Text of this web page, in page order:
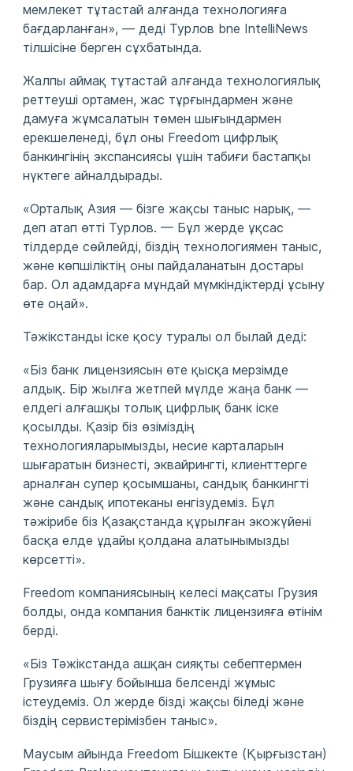
мемлекет тұтастай алғанда технологияға
бағдарланған», — деді Турлов bne IntelliNews
тілшісіне берген сұхбатында.
Жалпы аймақ тұтастай алғанда технологиялық
реттеуші ортамен, жас тұрғындармен және
дамуға жұмсалатын төмен шығындармен
ерекшеленеді, бұл оны Freedom цифрлық
банкингінің экспансиясы үшін табиғи бастапқы
нүктеге айналдырады.
«Орталық Азия — бізге жақсы таныс нарық, —
деп атап өтті Турлов. — Бұл жерде ұқсас
тілдерде сөйлейді, біздің технологиямен таныс,
және көпшіліктің оны пайдаланатын достары
бар. Ол адамдарға мұндай мүмкіндіктерді ұсыну
өте оңай».
Тәжікстанды іске қосу туралы ол былай деді:
«Біз банк лицензиясын өте қысқа мерзімде
алдық. Бір жылға жетпей мүлде жаңа банк —
елдегі алғашқы толық цифрлық банк іске
қосылды. Қазір біз өзіміздің
технологияларымызды, несие карталарын
шығаратын бизнесті, эквайрингті, клиенттерге
арналған супер қосымшаны, сандық банкингті
және сандық ипотеканы енгізудеміз. Бұл
тәжірибе біз Қазақстанда құрылған экожүйені
басқа елде ұдайы қолдана алатынымызды
көрсетті».
Freedom компаниясының келесі мақсаты Грузия
болды, онда компания банктік лицензияға өтінім
берді.
«Біз Тәжікстанда ашқан сияқты себептермен
Грузияға шығу бойынша белсенді жұмыс
істеудеміз. Ол жерде бізді жақсы біледі және
біздің сервистерімізбен таныс».
Маусым айында Freedom Бішкекте (Қырғызстан)